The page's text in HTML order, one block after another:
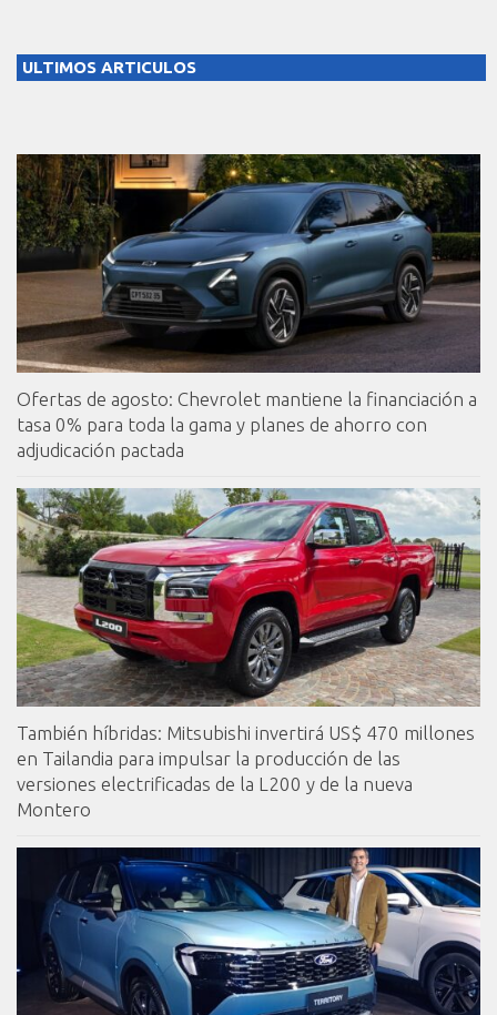
ULTIMOS ARTICULOS
Ofertas de agosto: Chevrolet mantiene la financiación a
tasa 0% para toda la gama y planes de ahorro con
adjudicación pactada
También híbridas: Mitsubishi invertirá US$ 470 millones
en Tailandia para impulsar la producción de las
versiones electrificadas de la L200 y de la nueva
Montero